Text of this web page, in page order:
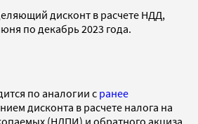
дисконт в расчете НДД,
по декабрь 2023 года.
по аналогии с ранее
дисконта в расчете налога на
(НДПИ) и обратного акциза